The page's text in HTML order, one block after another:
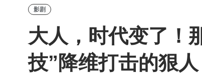
影剧
大人，时代变了！
技”降维打击的狠人